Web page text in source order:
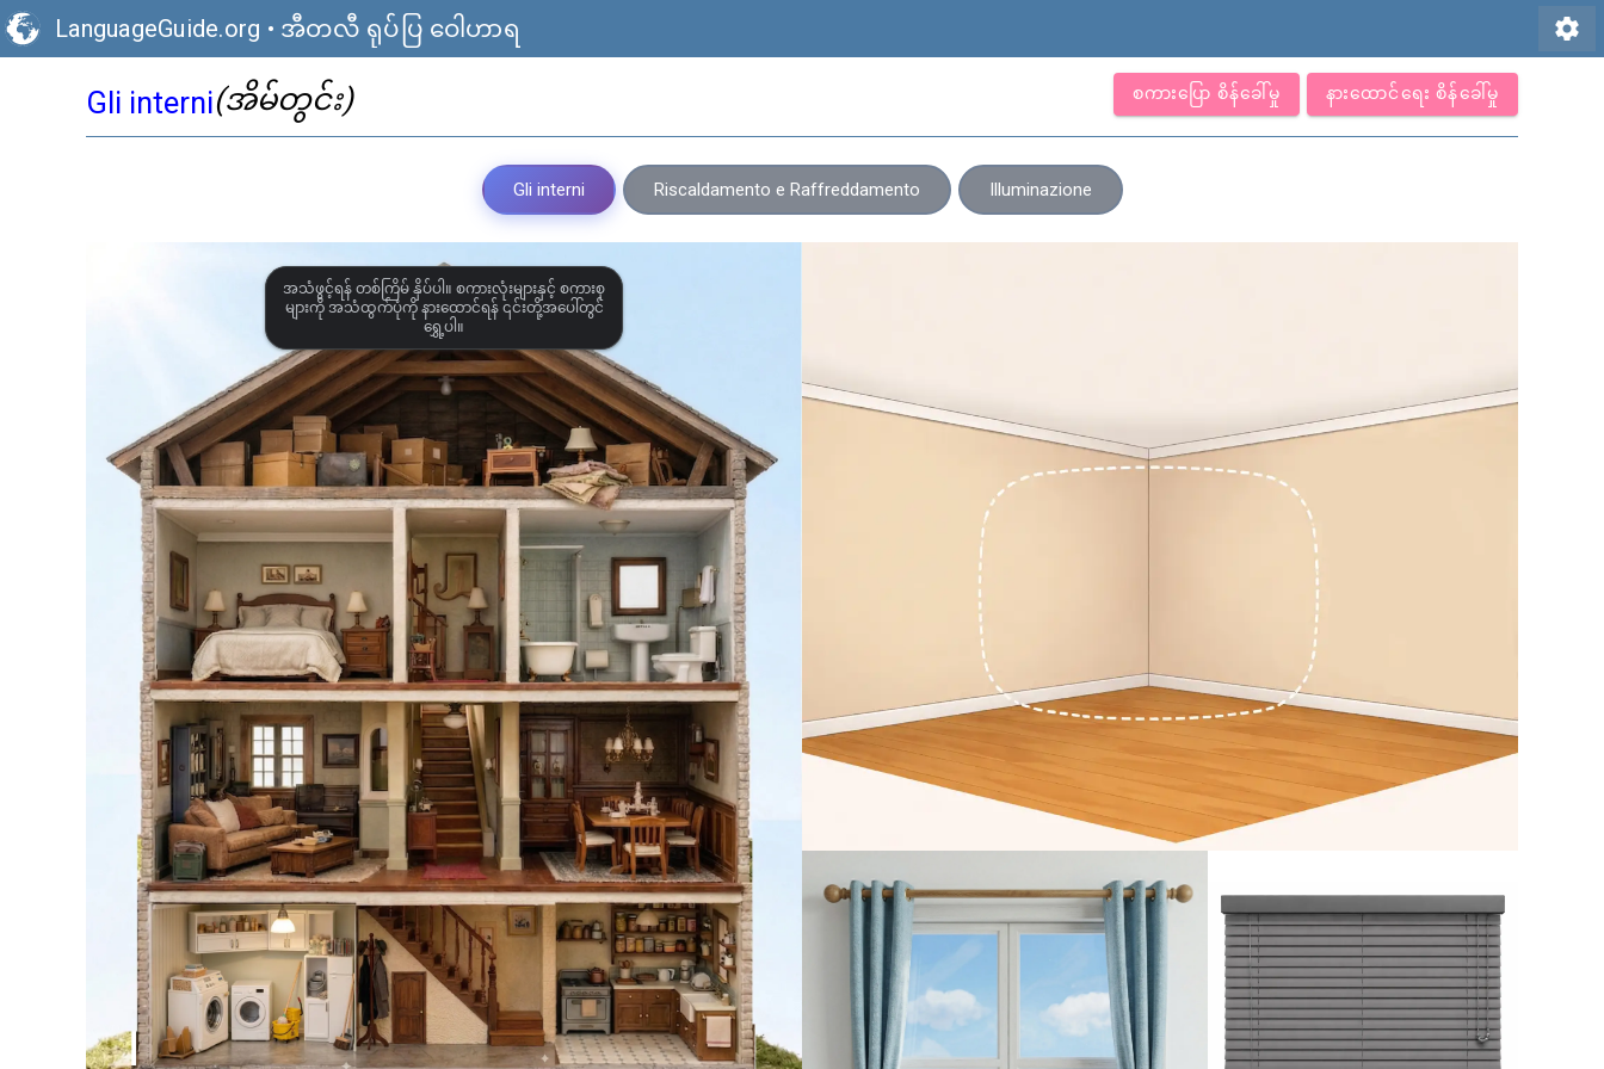
LanguageGuide.org • အီတလီ ရုပ်ပြ ဝေါဟာရ settings
Gli interni(အိမ်တွင်း) စကားပြော စိန်ခေါ်မှု နားထောင်ရေး စိန်ခေါ်မှု
Gli interni Riscaldamento e Raffreddamento Illuminazione
အသံဖွင့်ရန် တစ်ကြိမ် နှိပ်ပါ။ စကားလုံးများနှင့် စကားစု
များကို အသံထွက်ပုံကို နားထောင်ရန် ၎င်းတို့အပေါ်တွင်
ရွှေ့ပါ။